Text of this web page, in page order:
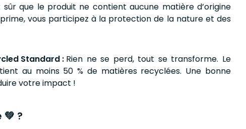
sûr que le produit ne contient aucune matière d’origine
vous participez à la protection de la nature et des
Standard : Rien ne se perd, tout se transforme. Le
au moins 50 % de matières recyclées. Une bonne
votre impact !
?